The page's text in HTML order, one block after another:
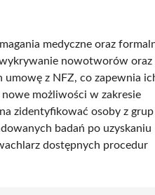
medyczne oraz
nowotworów oraz
umowę z NFZ, co zapewnia
możliwości w zakresie
zidentyfikować osoby z
badań po uzyskaniu
dostępnych procedur